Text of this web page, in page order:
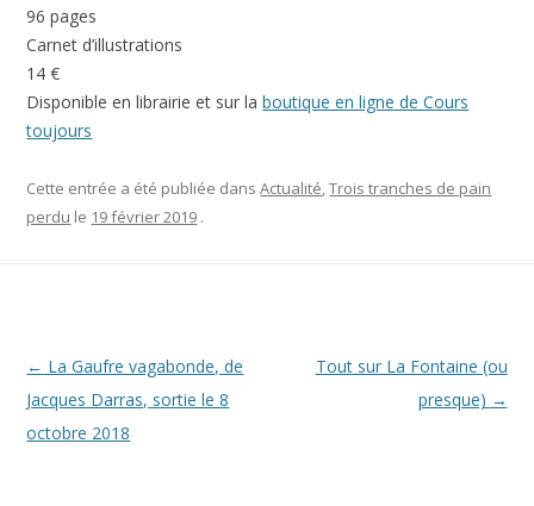
96 pages
Carnet d’illustrations
14 €
Disponible en librairie et sur laboutique en ligne de Cours
toujours
Cette entrée a été publiée dansActualité,Trois tranches de pain
perdu le 19 février 2019 .
Navigation des articles
← La Gaufre vagabonde, de
Jacques Darras, sortie le 8
octobre 2018
Tout sur La Fontaine (ou
presque) →